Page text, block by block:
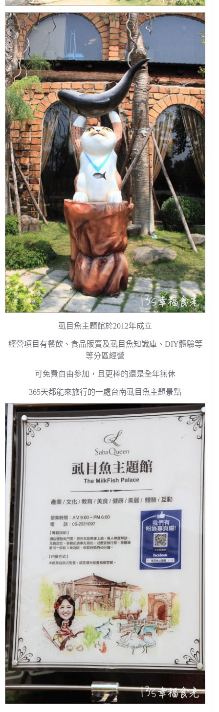
虱目魚主題館於2012年成立
經營項目有餐飲、食品販賣及虱目魚知識庫、DIY體驗等
等分區經營
可免費自由參加，且更棒的還是全年無休
365天都能來旅行的一處台南虱目魚主題景點